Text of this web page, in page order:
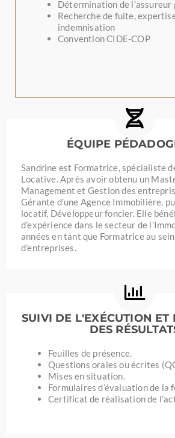
Détermination de
Recherche de fuite,
indemnisation
Convention CIDE-COP
ÉQUIPE
Sandrine est Formatrice, spécialiste
Locative. Après avoir obtenu un
Management et Gestion des
Gérante d’une Agence Immobilière,
locatif, Développeur foncier. Elle
d’expérience dans le secteur de
années en tant que Formatrice au sein
d’entreprises.
SUIVI DE L'EXÉCUTION ET
DES
Feuilles de présence.
Questions orales ou écrites
Mises en situation.
Formulaires d’évaluation de la
Certificat de réalisation de